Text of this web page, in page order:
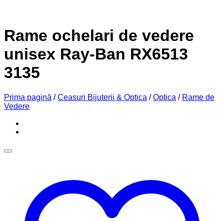
Rame ochelari de vedere
unisex Ray-Ban RX6513
3135
Prima pagină / Ceasuri Bijuterii & Optica / Optica / Rame de
Vedere